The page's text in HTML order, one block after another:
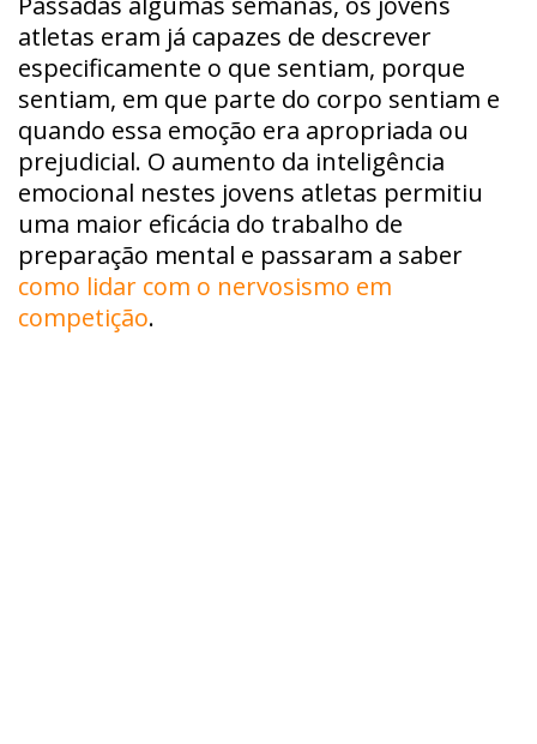
atletas eram já capazes de descrever
especificamente o que sentiam, porque
sentiam, em que parte do corpo sentiam e
quando essa emoção era apropriada ou
prejudicial. O aumento da inteligência
emocional nestes jovens atletas permitiu
uma maior eficácia do trabalho de
preparação mental e passaram a saber
como lidar com o nervosismo em
competição.